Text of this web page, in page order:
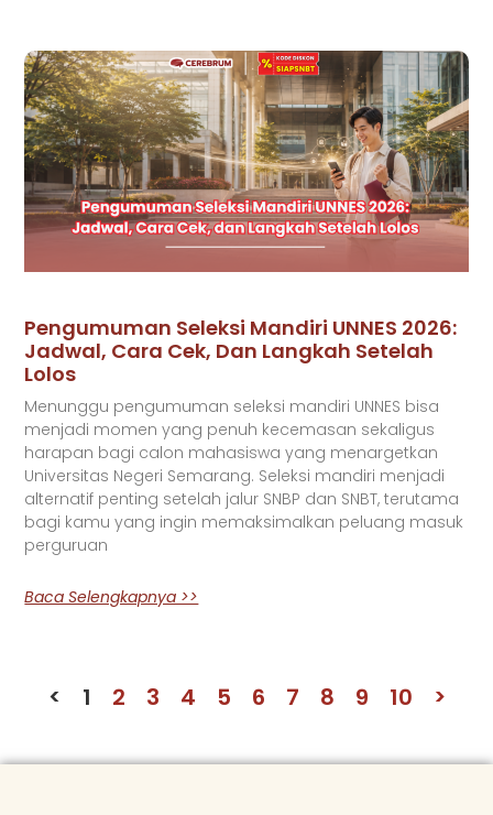
Pengumuman Seleksi Mandiri UNNES 2026:
Jadwal, Cara Cek, Dan Langkah Setelah
Lolos
Menunggu pengumuman seleksi mandiri UNNES bisa
menjadi momen yang penuh kecemasan sekaligus
harapan bagi calon mahasiswa yang menargetkan
Universitas Negeri Semarang. Seleksi mandiri menjadi
alternatif penting setelah jalur SNBP dan SNBT, terutama
bagi kamu yang ingin memaksimalkan peluang masuk
perguruan
Baca Selengkapnya >>
< 1 2 3 4 5 6 7 8 9 10 >